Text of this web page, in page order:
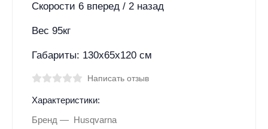
Скорости 6 вперед / 2 назад
Вес 95кг
Габариты: 130x65x120 см
Написать отзыв
Характеристики:
Бренд
Husqvarna